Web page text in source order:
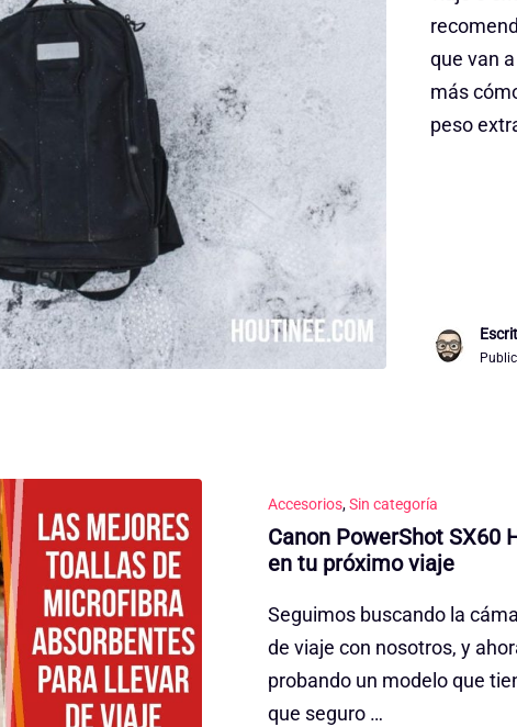
que van
más
peso
Accesorios,Sin categoría
Canon PowerShot SX60
en tu próximo viaje
Seguimos buscando la
de viaje con nosotros, y
probando un modelo que
que seguro …